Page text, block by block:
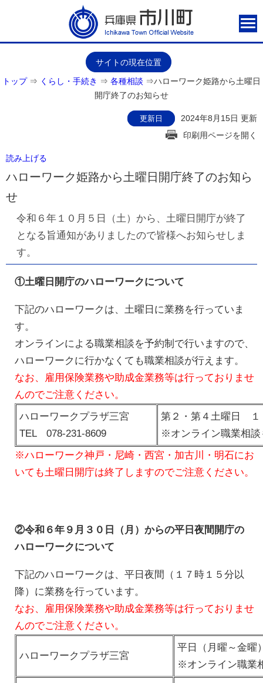
サイトの現在位置
トップ⇒ くらし・手続き ⇒ 各種相談 ⇒ハローワーク姫路から土曜日
開庁終了のお知らせ
更新日
2024年8月15日 更新
印刷用ページを開く
読み上げる
ハローワーク姫路から土曜日開庁終了のお知ら
せ
令和６年１０月５日（土）から、土曜日開庁が終了
となる旨通知がありましたので皆様へお知らせしま
す。
①土曜日開庁のハローワークについて
下記のハローワークは、土曜日に業務を行っていま
す。
オンラインによる職業相談を予約制で行いますので、
ハローワークに行かなくても職業相談が行えます。
なお、雇用保険業務や助成金業務等は行っておりませ
んのでご注意ください。
ハローワークプラザ三宮
TEL 078-231-8609
第２・第４土曜日 １
※オンライン職業相談
※ハローワーク神戸・尼崎・西宮・加古川・明石にお
いても土曜日開庁は終了しますのでご注意ください。
②令和６年９月３０日（月）からの平日夜間開庁の
ハローワークについて
下記のハローワークは、平日夜間（１７時１５分以
降）に業務を行っています。
なお、雇用保険業務や助成金業務等は行っておりませ
んのでご注意ください。
ハローワークプラザ三宮
平日（月曜～金
※オンライン職業